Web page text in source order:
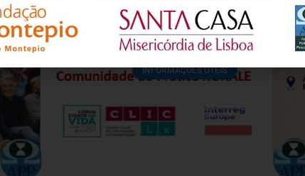
INFORMAÇÕES ÚTEIS